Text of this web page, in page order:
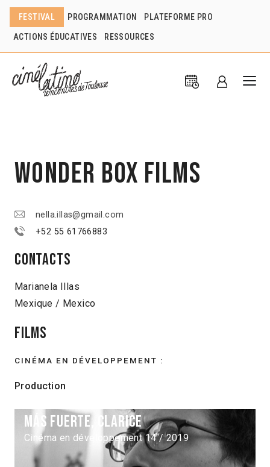
FESTIVAL PROGRAMMATION PLATEFORME PRO
ACTIONS ÉDUCATIVES RESSOURCES
Wonder Box Films
nella.illas@gmail.com
+52 55 61766883
Contacts
Marianela Illas
Mexique / Mexico
Films
CINÉMA EN DÉVELOPPEMENT :
Production
Más fuerte, Clarice
Cinéma en développement 14 / 2019